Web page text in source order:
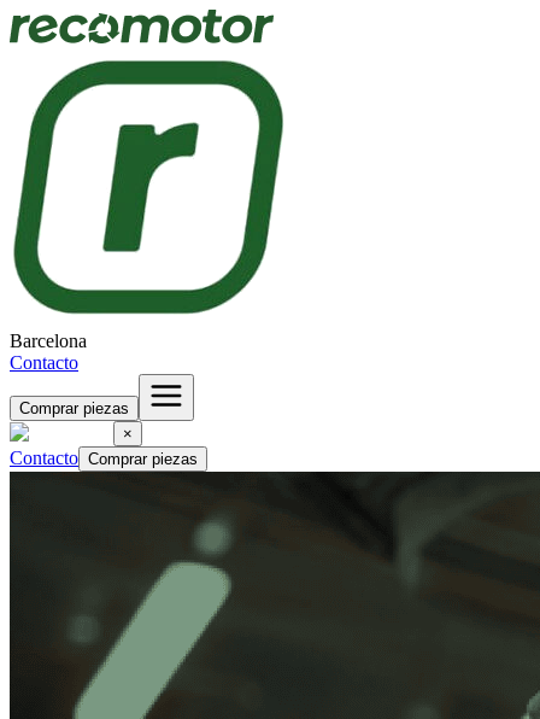
Barcelona
Contacto
Comprar piezas
×
Contacto Comprar piezas